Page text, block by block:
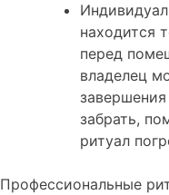
находится
перед
владелец
забрать,
ритуал
Профессиональные